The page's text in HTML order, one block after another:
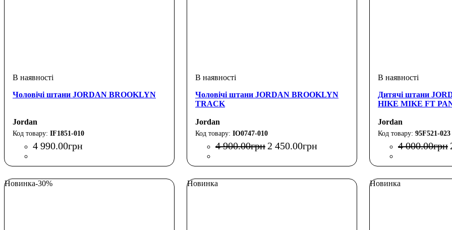
Чоловічі штани JORDAN BROOKLYN
Jordan
IF1851-010
4 990.00грн
Чоловічі штани JORDAN BROOKLYN
TRACK
Jordan
IO0747-010
4 900.00грн 2 450.00грн
Дитячі штани
HIKE MIKE FT
Jordan
95F521-023
4 000.00грн
Новинка-30% Новинка Новинка